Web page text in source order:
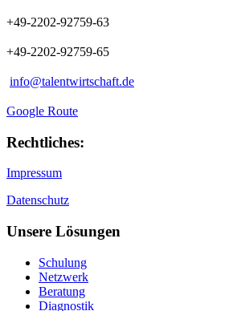
+49-2202-92759-63
+49-2202-92759-65
info@talentwirtschaft.de
Google Route
Rechtliches:
Impressum
Datenschutz
Unsere Lösungen
Schulung
Netzwerk
Beratung
Diagnostik